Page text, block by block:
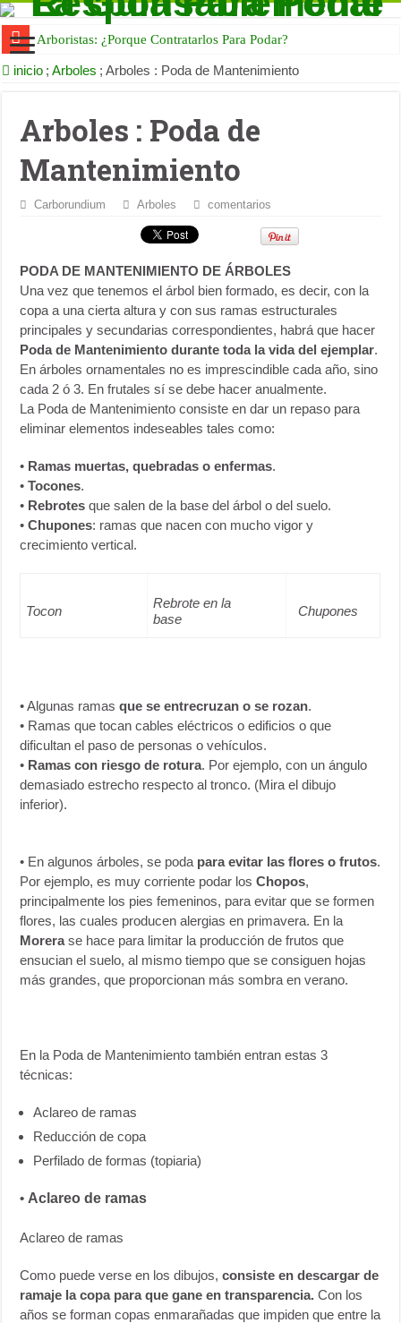
Arboristas: ¿Porque Contratarlos Para Podar?
inicio ; Arboles ; Arboles : Poda de Mantenimiento
Arboles : Poda de
Mantenimiento
Carborundium Arboles comentarios
PODA DE MANTENIMIENTO DE ÁRBOLES
Una vez que tenemos el árbol bien formado, es decir, con la
copa a una cierta altura y con sus ramas estructurales
principales y secundarias correspondientes, habrá que hacer
Poda de Mantenimiento durante toda la vida del ejemplar.
En árboles ornamentales no es imprescindible cada año, sino
cada 2 ó 3. En frutales sí se debe hacer anualmente.
La Poda de Mantenimiento consiste en dar un repaso para
eliminar elementos indeseables tales como:
• Ramas muertas, quebradas o enfermas.
•Tocones.
• Rebrotes que salen de la base del árbol o del suelo.
•Chupones: ramas que nacen con mucho vigor y
crecimiento vertical.
Tocon
Rebrote en la
base
Chupones
• Algunas ramasque se entrecruzan o se rozan.
• Ramas que tocan cables eléctricos o edificios o que
dificultan el paso de personas o vehículos.
• Ramas con riesgo de rotura. Por ejemplo, con un ángulo
demasiado estrecho respecto al tronco. (Mira el dibujo
inferior).
• En algunos árboles, se poda para evitar las flores o frutos.
Por ejemplo, es muy corriente podar losChopos,
principalmente los pies femeninos, para evitar que se formen
flores, las cuales producen alergias en primavera. En la
Morerase hace para limitar la producción de frutos que
ensucian el suelo, al mismo tiempo que se consiguen hojas
más grandes, que proporcionan más sombra en verano.
En la Poda de Mantenimiento también entran estas 3
técnicas:
Aclareo de ramas
Reducción de copa
Perfilado de formas (topiaria)
• Aclareo de ramas
Aclareo de ramas
Como puede verse en los dibujos,consiste en descargar de
ramaje la copa para que gane en transparencia. Con los
años se forman copas enmarañadas que impiden que entre la